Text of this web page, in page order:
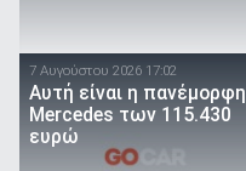
7 Αυγούστου 2026 17:02
Αυτή είναι η πανέμορφη
Mercedes των 115.430
ευρώ